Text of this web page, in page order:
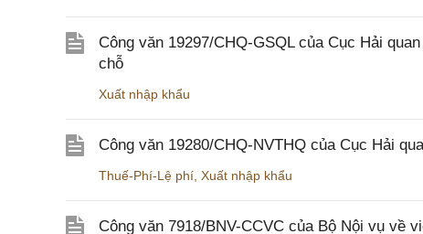
Công văn 19297/CHQ-GSQL của Cục Hải
chỗ
Xuất nhập khẩu
Công văn 19280/CHQ-NVTHQ của Cục Hải
Thuế-Phí-Lệ phí Xuất nhập khẩu
Công văn 7918/BNV-CCVC của Bộ Nội vụ về